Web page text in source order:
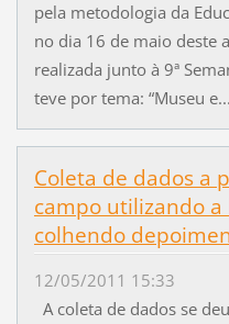
pela metodologia da
no dia 16 de maio deste
realizada junto à 9ª
teve por tema: “Museu e...
Coleta de dados a
campo utilizando
colhendo
12/05/2011 15:33
A coleta de dados se